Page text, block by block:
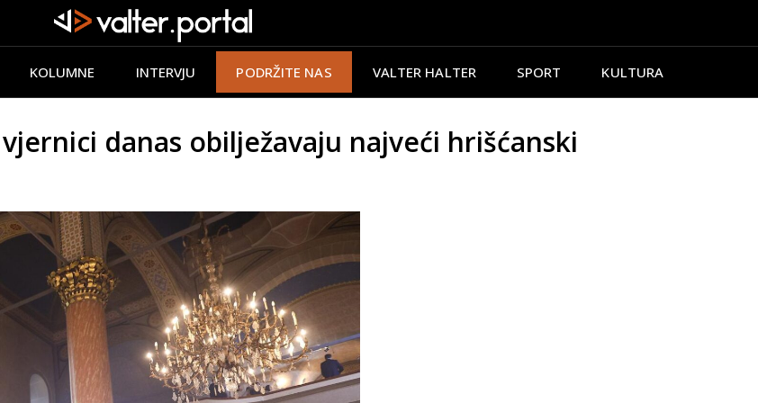
KOLUMNE INTERVJU PODRŽITE NAS VALTER HALTER SPORT KULTURA
vjernici danas obilježavaju najveći hrišćanski